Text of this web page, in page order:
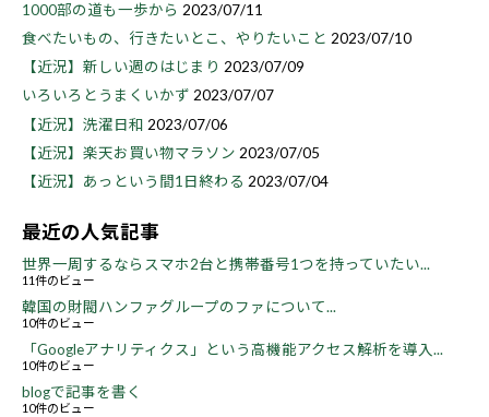
1000部の道も一歩から 2023/07/11
食べたいもの、行きたいとこ、やりたいこと 2023/07/10
【近況】新しい週のはじまり 2023/07/09
いろいろとうまくいかず 2023/07/07
【近況】洗濯日和 2023/07/06
【近況】楽天お買い物マラソン 2023/07/05
【近況】あっという間1日終わる 2023/07/04
最近の人気記事
世界一周するならスマホ2台と携帯番号1つを持っていたい...
11件のビュー
韓国の財閥ハンファグループのファについて...
10件のビュー
「Googleアナリティクス」という高機能アクセス解析を導入...
10件のビュー
blogで記事を書く
10件のビュー